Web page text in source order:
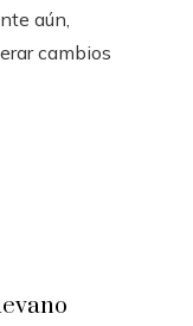
aún,
cambios